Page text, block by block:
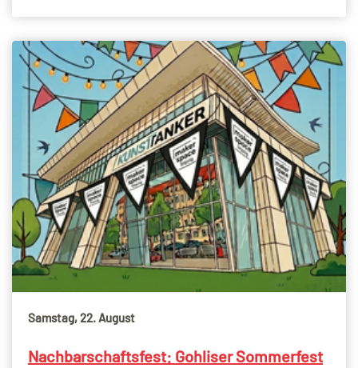
Samstag, 22. August
Nachbarschaftsfest: Gohliser Sommerfest